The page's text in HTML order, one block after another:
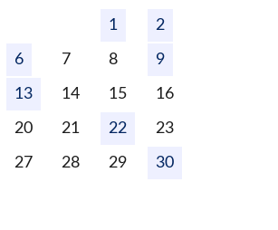
1 2
6 7 8 9
13 14 15 16
20 21 22 23
27 28 29 30